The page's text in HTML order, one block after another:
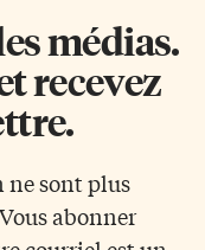
médias.
recevez
sont plus
abonner